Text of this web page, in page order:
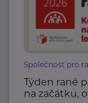
Společnost pro
Týden rané
na začátku,